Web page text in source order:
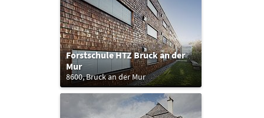
Forstschule HTZ Bruck an der
Mur
8600, Bruck an der Mur